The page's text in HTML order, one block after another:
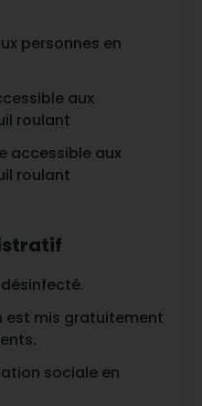
personnes en
aux
roulant
accessible aux
roulant
est mis gratuitement
sociale en